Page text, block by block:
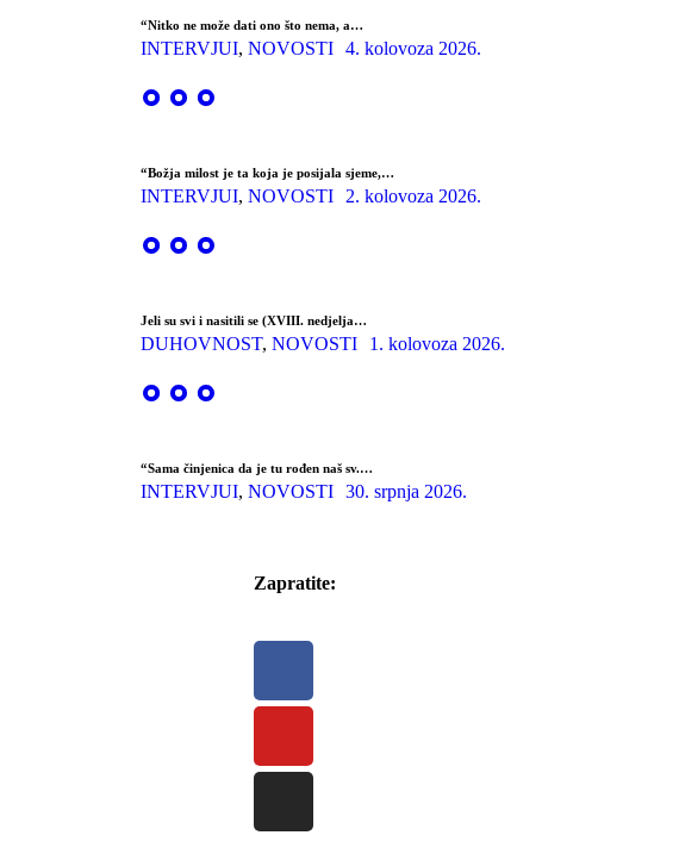
“Nitko ne može dati ono što nema, a…
INTERVJUI, NOVOSTI 4. kolovoza 2026.
“Božja milost je ta koja je posijala sjeme,…
INTERVJUI, NOVOSTI 2. kolovoza 2026.
Jeli su svi i nasitili se (XVIII. nedjelja…
DUHOVNOST, NOVOSTI 1. kolovoza 2026.
“Sama činjenica da je tu rođen naš sv.…
INTERVJUI, NOVOSTI 30. srpnja 2026.
Zapratite: